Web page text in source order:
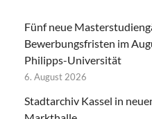
Fünf neue
Bewerbungsfristen im
Philipps-Universität
6. August 2026
Stadtarchiv Kassel in